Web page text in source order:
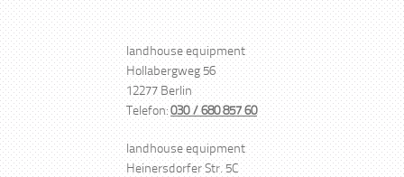
landhouse equipment
Hollabergweg 56
12277 Berlin
Telefon:030 / 680 857 60
landhouse equipment
Heinersdorfer Str. 5C